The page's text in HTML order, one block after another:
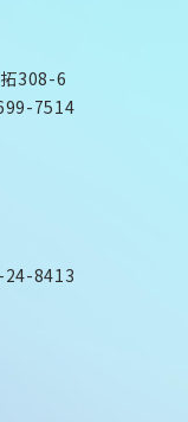
308-6
7514
24-8413